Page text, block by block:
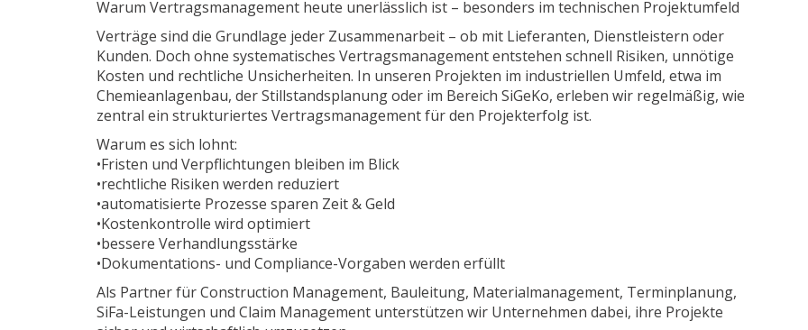
Warum Vertragsmanagement heute unerlässlich ist – besonders im technischen Projektumfeld
Verträge sind die Grundlage jeder Zusammenarbeit – ob mit Lieferanten, Dienstleistern oder
Kunden. Doch ohne systematisches Vertragsmanagement entstehen schnell Risiken, unnötige
Kosten und rechtliche Unsicherheiten. In unseren Projekten im industriellen Umfeld, etwa im
Chemieanlagenbau, der Stillstandsplanung oder im Bereich SiGeKo, erleben wir regelmäßig, wie
zentral ein strukturiertes Vertragsmanagement für den Projekterfolg ist.
Warum es sich lohnt:
•Fristen und Verpflichtungen bleiben im Blick
•rechtliche Risiken werden reduziert
•automatisierte Prozesse sparen Zeit & Geld
•Kostenkontrolle wird optimiert
•bessere Verhandlungsstärke
•Dokumentations- und Compliance-Vorgaben werden erfüllt
Als Partner für Construction Management, Bauleitung, Materialmanagement, Terminplanung,
SiFa-Leistungen und Claim Management unterstützen wir Unternehmen dabei, ihre Projekte